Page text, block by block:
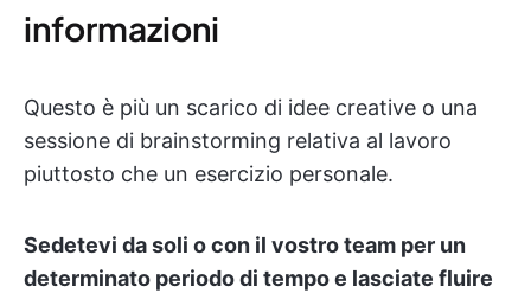
informazioni
Questo è più un scarico di idee creative o una
sessione di brainstorming relativa al lavoro
piuttosto che un esercizio personale.
Sedetevi da soli o con il vostro team per un
determinato periodo di tempo e lasciate fluire